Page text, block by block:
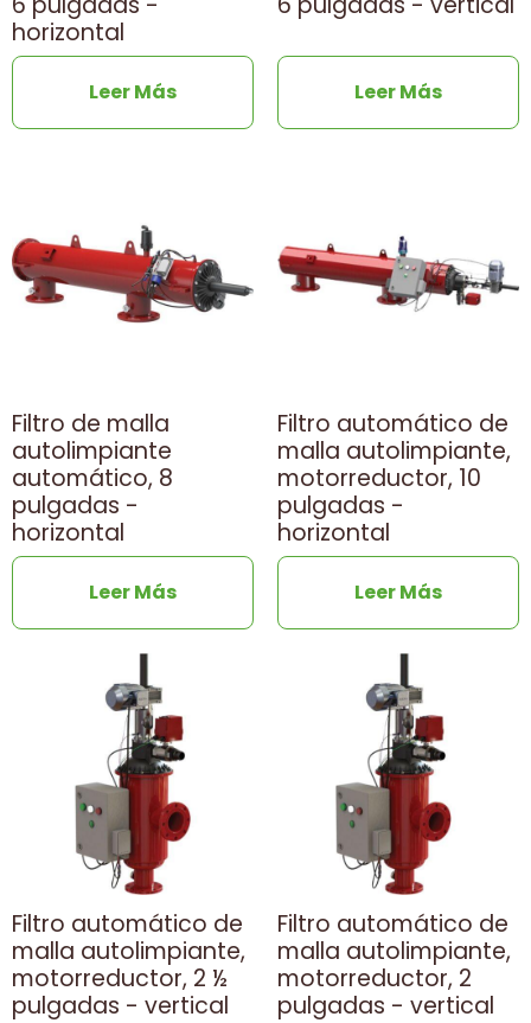
horizontal
Leer Más Leer Más
Filtro de malla
autolimpiante
automático, 8
pulgadas -
horizontal
Leer Más
Filtro automático de
malla autolimpiante,
motorreductor, 10
pulgadas -
horizontal
Leer Más
Filtro automático de
malla autolimpiante,
motorreductor, 2 ½
pulgadas - vertical
Filtro automático de
malla autolimpiante,
motorreductor, 2
pulgadas - vertical